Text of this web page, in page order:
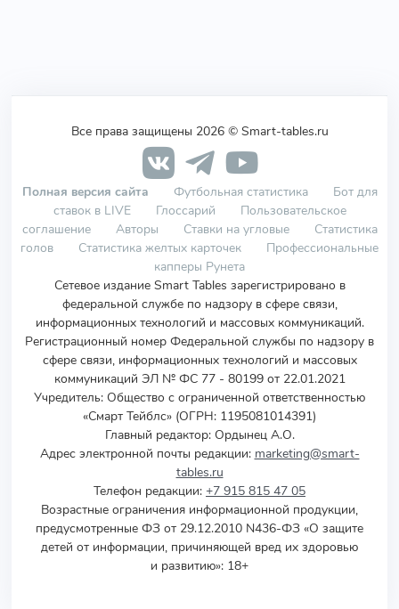
Все права защищены 2026 © Smart-tables.ru
Полная версия сайта Футбольная статистика
Бот для
ставок в LIVE
Глоссарий
Пользовательское
соглашение
Авторы Ставки на угловые
Статистика
голов
Статистика желтых карточек
Профессиональные
капперы Рунета
Сетевое издание Smart Tables зарегистрировано в
федеральной службе по надзору в сфере связи,
информационных технологий и массовых коммуникаций.
Регистрационный номер Федеральной службы по надзору в
сфере связи, информационных технологий и массовых
коммуникаций ЭЛ № ФС 77 - 80199 от 22.01.2021
Учредитель: Общество с ограниченной ответственностью
«Смарт Тейблс» (ОГРН: 1195081014391)
Главный редактор: Ордынец А.О.
Адрес электронной почты редакции: marketing@smart-
tables.ru
Телефон редакции: +7 915 815 47 05
Возрастные ограничения информационной продукции,
предусмотренные ФЗ от 29.12.2010 N436-ФЗ «О защите
детей от информации, причиняющей вред их здоровью
и развитию»: 18+